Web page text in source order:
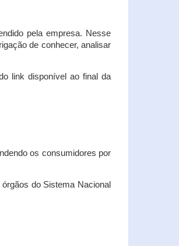
pela empresa. Nesse
de conhecer, analisar
link disponível ao final da
os consumidores por
do Sistema Nacional